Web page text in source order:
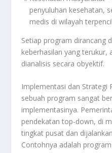
penyuluhan kesehatan,
medis di wilayah
Setiap program dirancang
keberhasilan yang terukur,
dianalisis secara obyektif.
Implementasi dan Strategi
sebuah program sangat
implementasinya.
pendekatan top-down, di
tingkat pusat dan
Contohnya adalah